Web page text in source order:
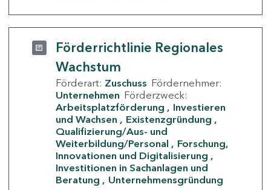
Förderrichtlinie Regionales
Wachstum
Förderart: Zuschuss Fördernehmer:
Unternehmen Förderzweck:
Arbeitsplatzförderung
Investieren
und Wachsen
Existenzgründung
Qualifizierung/Aus- und
Weiterbildung/Personal
Forschung,
Innovationen und Digitalisierung
Investitionen in Sachanlagen und
Beratung
Unternehmensgründung